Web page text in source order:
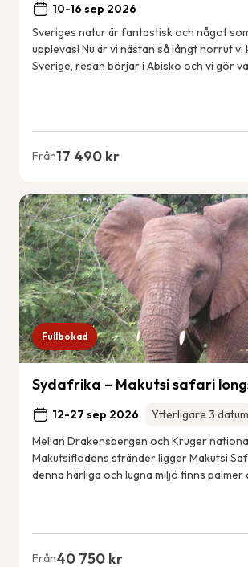
10-16 sep 2026
Sveriges natur är fantastisk och något
upplevas! Nu är vi nästan så långt norrut vi
Sverige, resan börjar i Abisko och vi gör
Från17 490 kr
Fullbokad
Sydafrika – Makutsi safari
12-27 sep 2026
Ytterligare 3 datum
Mellan Drakensbergen och Kruger
Makutsiflodens stränder ligger Makutsi
denna härliga och lugna miljö finns palmer
Från40 750 kr